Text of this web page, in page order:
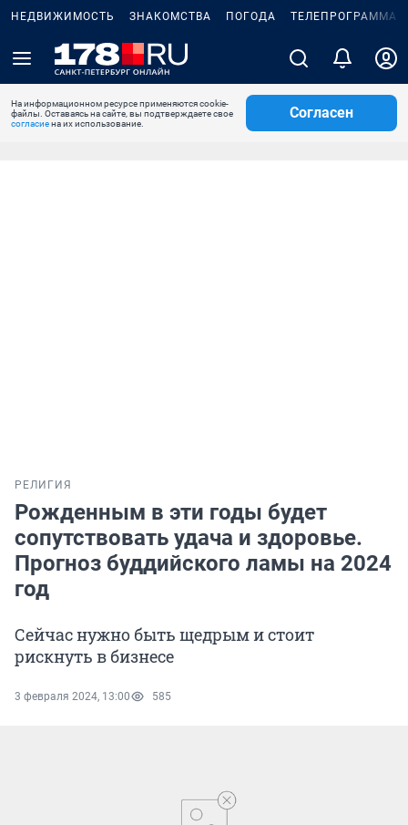
НЕДВИЖИМОСТЬ ЗНАКОМСТВА ПОГОДА ТЕЛЕПРОГРАММА
На информационном ресурсе применяются cookie-
файлы. Оставаясь на сайте, вы подтверждаете свое
согласиена их использование.
Согласен
РЕЛИГИЯ
Рожденным в эти годы будет
сопутствовать удача и здоровье.
Прогноз буддийского ламы на 2024
год
Сейчас нужно быть щедрым и стоит
рискнуть в бизнесе
3 февраля 2024, 13:00 585